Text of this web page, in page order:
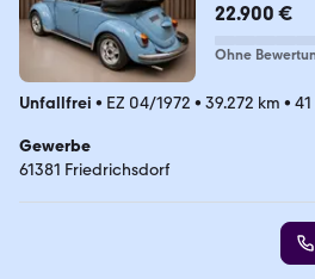
22.900 €
Ohne
Unfallfrei • EZ 04/1972 • 39.272 km •
Gewerbe
61381 Friedrichsdorf